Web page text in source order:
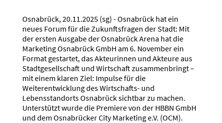
Osnabrück, 20.11.2025 (sg) - Osnabrück hat ein
neues Forum für die Zukunftsfragen der Stadt: Mit
der ersten Ausgabe der Osnabrück Arena hat die
Marketing Osnabrück GmbH am 6. November ein
Format gestartet, das Akteurinnen und Akteure aus
Stadtgesellschaft und Wirtschaft zusammenbringt –
mit einem klaren Ziel: Impulse für die
Weiterentwicklung des Wirtschafts- und
Lebensstandorts Osnabrück sichtbar zu machen.
Unterstützt wurde die Premiere von der HBBN GmbH
und dem Osnabrücker City Marketing e.V. (OCM).